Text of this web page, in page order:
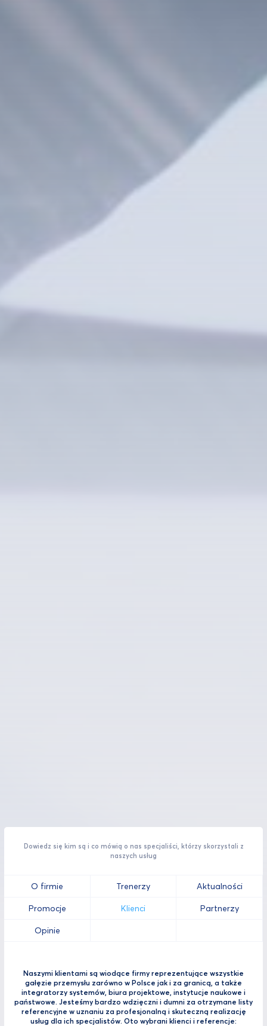
Dowiedz się kim są i co mówią o nas specjaliści, którzy skorzystali z
naszych usług
O firmie Trenerzy Aktualności
Promocje Klienci Partnerzy
Opinie
Naszymi klientami są wiodące firmy reprezentujące wszystkie
gałęzie przemysłu zarówno w Polsce jak i za granicą, a także
integratorzy systemów, biura projektowe, instytucje naukowe i
państwowe. Jesteśmy bardzo wdzięczni i dumni za otrzymane listy
referencyjne w uznaniu za profesjonalną i skuteczną realizację
usług dla ich specjalistów. Oto wybrani klienci i referencje: